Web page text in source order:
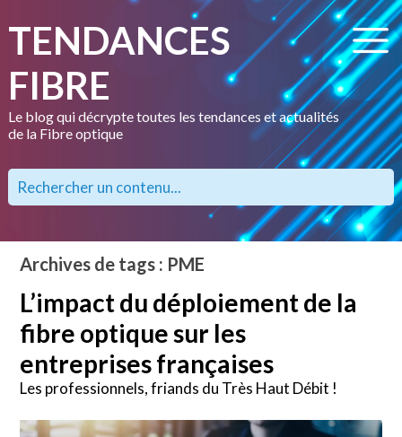
TENDANCES
FIBRE
Le blog qui décrypte toutes les tendances et actualités
de la Fibre optique
Archives de tags : PME
L’impact du déploiement de la
fibre optique sur les
entreprises françaises
Les professionnels, friands du Très Haut Débit !